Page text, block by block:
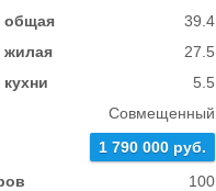
общая
39.4
27.5
5.5
Совмещенный
1 790 000 руб.
100